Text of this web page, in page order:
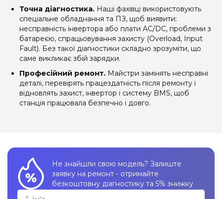
Точна діагностика. Наші фахівці використовують
спеціальне обладнання та ПЗ, щоб виявити:
несправність інвертора або плати AC/DC, проблеми з
батареєю, спрацьовування захисту (Overload, Input
Fault). Без такої діагностики складно зрозуміти, що
саме викликає збій зарядки.
Професійний ремонт. Майстри замінять несправні
деталі, перевірять працездатність після ремонту і
відновлять захист, інвертор і систему BMS, щоб
станція працювала безпечно і довго.
Не знайшли свою модель? Залиште
заявку на ремонт - отримайте
безкоштовну діагностику та 5% знижку